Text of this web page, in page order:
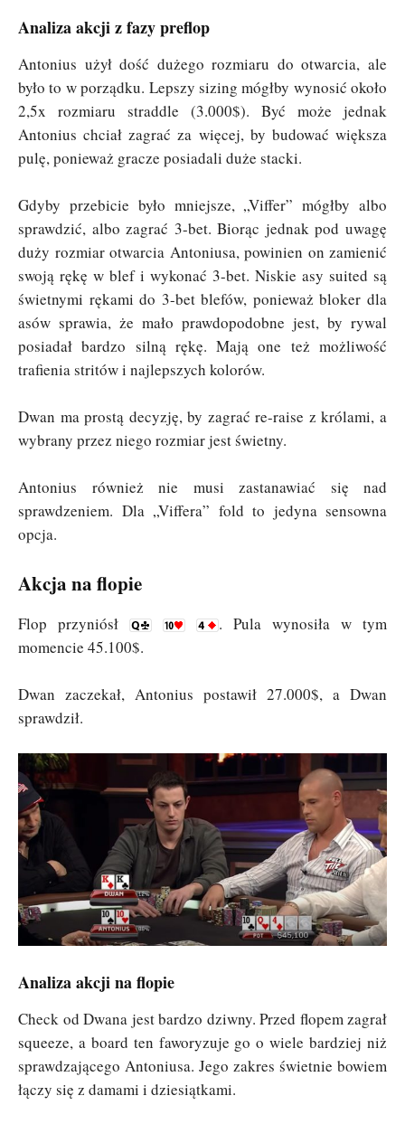
Analiza akcji z fazy preflop
Antonius użył dość dużego rozmiaru do otwarcia, ale
było to w porządku. Lepszy sizing mógłby wynosić około
2,5x rozmiaru straddle (3.000$). Być może jednak
Antonius chciał zagrać za więcej, by budować większa
pulę, ponieważ gracze posiadali duże stacki.
Gdyby przebicie było mniejsze, „Viffer” mógłby albo
sprawdzić, albo zagrać 3-bet. Biorąc jednak pod uwagę
duży rozmiar otwarcia Antoniusa, powinien on zamienić
swoją rękę w blef i wykonać 3-bet. Niskie asy suited są
świetnymi rękami do 3-bet blefów, ponieważ bloker dla
asów sprawia, że mało prawdopodobne jest, by rywal
posiadał bardzo silną rękę. Mają one też możliwość
trafienia stritów i najlepszych kolorów.
Dwan ma prostą decyzję, by zagrać re-raise z królami, a
wybrany przez niego rozmiar jest świetny.
Antonius również nie musi zastanawiać się nad
sprawdzeniem. Dla „Viffera” fold to jedyna sensowna
opcja.
Akcja na flopie
Flop przyniósł
. Pula wynosiła w tym
momencie 45.100$.
Dwan zaczekał, Antonius postawił 27.000$, a Dwan
sprawdził.
Analiza akcji na flopie
Check od Dwana jest bardzo dziwny. Przed flopem zagrał
squeeze, a board ten faworyzuje go o wiele bardziej niż
sprawdzającego Antoniusa. Jego zakres świetnie bowiem
łączy się z damami i dziesiątkami.